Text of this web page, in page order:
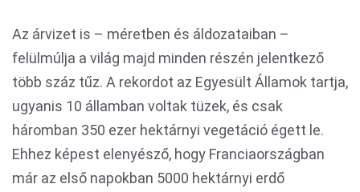
Az árvizet is – méretben és áldozataiban –
felülmúlja a világ majd minden részén jelentkező
több száz tűz. A rekordot az Egyesült Államok tartja,
ugyanis 10 államban voltak tüzek, és csak
háromban 350 ezer hektárnyi vegetáció égett le.
Ehhez képest elenyésző, hogy Franciaországban
már az első napokban 5000 hektárnyi erdő